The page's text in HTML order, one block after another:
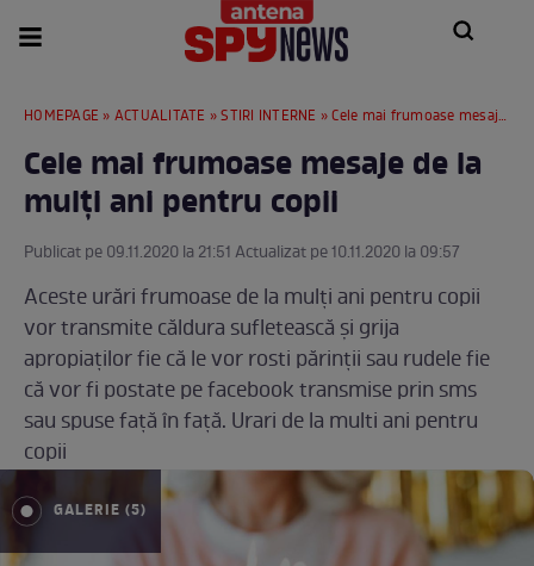
HOMEPAGE » ACTUALITATE »STIRI INTERNE » Cele mai frumoase mesaje de la mulți ani pentru copii
Cele mai frumoase mesaje de la
mulți ani pentru copii
Publicat pe 09.11.2020 la 21:51 Actualizat pe 10.11.2020 la 09:57
Aceste urări frumoase de la mulți ani pentru copii
vor transmite căldura sufletească și grija
apropiaților fie că le vor rosti părinții sau rudele fie
că vor fi postate pe facebook transmise prin sms
sau spuse față în față. Urari de la multi ani pentru
copii
GALERIE (5)